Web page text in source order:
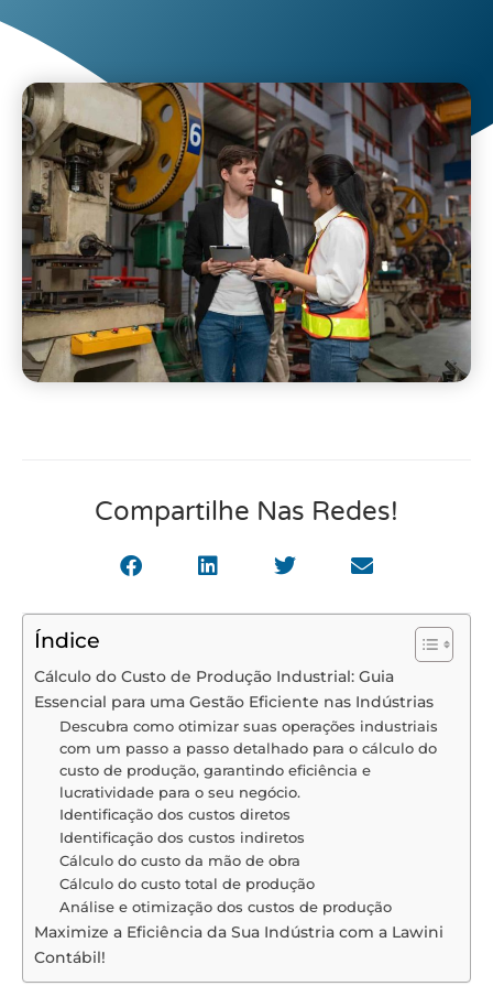
Compartilhe Nas Redes!
Índice
Cálculo do Custo de Produção Industrial: Guia
Essencial para uma Gestão Eficiente nas Indústrias
Descubra como otimizar suas operações industriais
com um passo a passo detalhado para o cálculo do
custo de produção, garantindo eficiência e
lucratividade para o seu negócio.
Identificação dos custos diretos
Identificação dos custos indiretos
Cálculo do custo da mão de obra
Cálculo do custo total de produção
Análise e otimização dos custos de produção
Maximize a Eficiência da Sua Indústria com a Lawini
Contábil!